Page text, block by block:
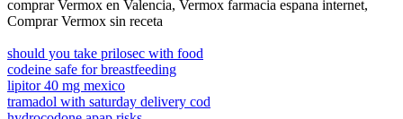
comprar Vermox en Valencia, Vermox farmacia espana internet,
Comprar Vermox sin receta
should you take prilosec with food
codeine safe for breastfeeding
lipitor 40 mg mexico
tramadol with saturday delivery cod